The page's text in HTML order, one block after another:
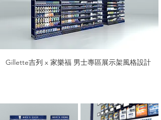
Gillette吉列 x 家樂福 男士專區展示架風格設計